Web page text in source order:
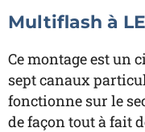
Multiflash à
Ce montage est un
sept canaux
fonctionne sur le
de façon tout à fait